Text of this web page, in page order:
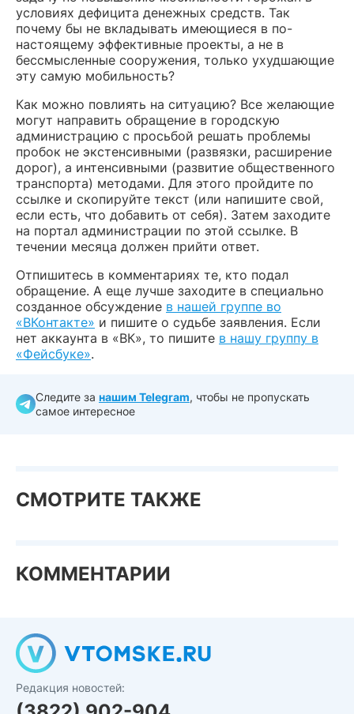
условиях дефицита денежных средств. Так
почему бы не вкладывать имеющиеся в по-
настоящему эффективные проекты, а не в
бессмысленные сооружения, только ухудшающие
эту самую мобильность?
Как можно повлиять на ситуацию? Все желающие
могут направить обращение в городскую
администрацию с просьбой решать проблемы
пробок не экстенсивными (развязки, расширение
дорог), а интенсивными (развитие общественного
транспорта) методами. Для этого пройдите по
ссылке и скопируйте текст (или напишите свой,
если есть, что добавить от себя). Затем заходите
на портал администрации по этой ссылке. В
течении месяца должен прийти ответ.
Отпишитесь в комментариях те, кто подал
обращение. А еще лучше заходите в специально
созданное обсуждение в нашей группе во
«ВКонтакте» и пишите о судьбе заявления. Если
нет аккаунта в «ВК», то пишите в нашу группу в
«Фейсбуке».
Следите за нашим Telegram, чтобы не пропускать
самое интересное
СМОТРИТЕ ТАКЖЕ
КОММЕНТАРИИ
Редакция новостей: